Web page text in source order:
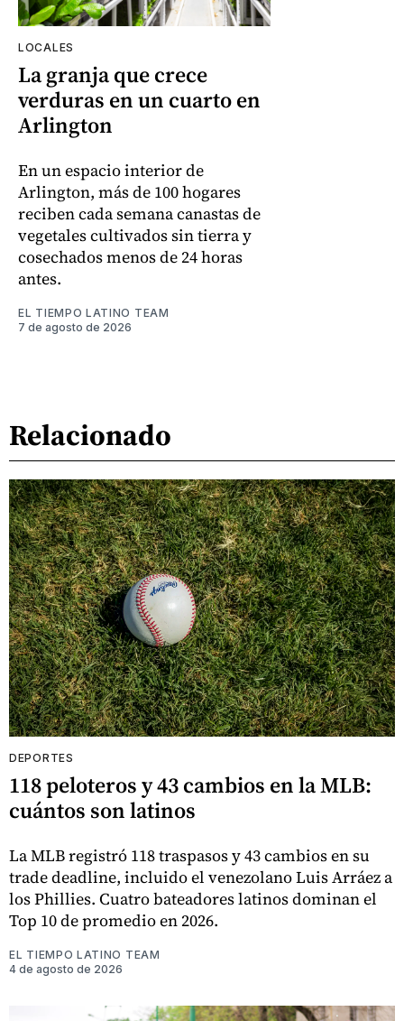
LOCALES
La granja que crece
verduras en un cuarto en
Arlington
En un espacio interior de
Arlington, más de 100 hogares
reciben cada semana canastas de
vegetales cultivados sin tierra y
cosechados menos de 24 horas
antes.
EL TIEMPO LATINO TEAM
7 de agosto de 2026
Relacionado
DEPORTES
118 peloteros y 43 cambios en la MLB:
cuántos son latinos
La MLB registró 118 traspasos y 43 cambios en su
trade deadline, incluido el venezolano Luis Arráez a
los Phillies. Cuatro bateadores latinos dominan el
Top 10 de promedio en 2026.
EL TIEMPO LATINO TEAM
4 de agosto de 2026